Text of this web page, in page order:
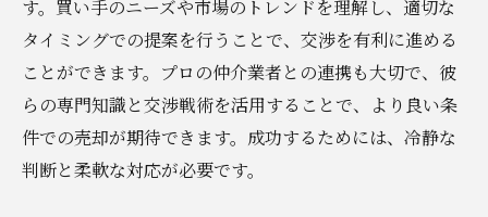
す。買い手のニーズや市場のトレンドを理解し、適切な
タイミングでの提案を行うことで、交渉を有利に進める
ことができます。プロの仲介業者との連携も大切で、彼
らの専門知識と交渉戦術を活用することで、より良い条
件での売却が期待できます。成功するためには、冷静な
判断と柔軟な対応が必要です。